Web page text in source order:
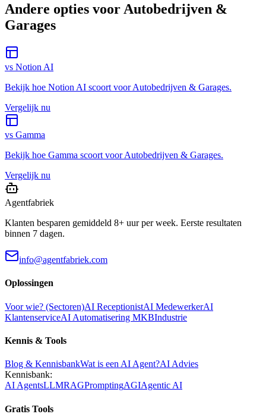
Andere opties voorAutobedrijven &
Garages
vs Notion AI
Bekijk hoe Notion AI scoort voorAutobedrijven & Garages.
Vergelijk nu
vs Gamma
Bekijk hoe Gamma scoort voorAutobedrijven & Garages.
Vergelijk nu
Agentfabriek
Klanten besparen gemiddeld 8+ uur per week. Eerste resultaten
binnen 7 dagen.
info@agentfabriek.com
Oplossingen
Voor wie? (Sectoren)AI ReceptionistAI MedewerkerAI
KlantenserviceAI Automatisering MKBIndustrie
Kennis & Tools
Blog & KennisbankWat is een AI Agent?AI Advies
Kennisbank:
AI AgentsLLMRAGPromptingAGIAgentic AI
Gratis Tools